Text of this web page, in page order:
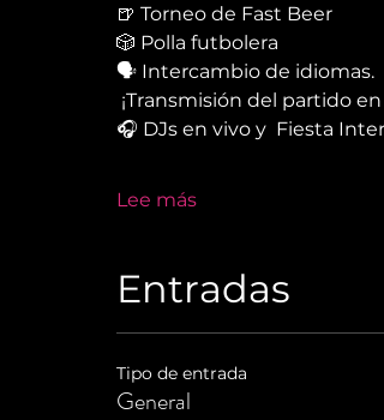
🍺 Torneo de Fast Beer
🎲 Polla futbolera
🗣 Intercambio de idiomas.
¡Transmisión del partido
🎧 DJs en vivo y  Fiesta
Lee más
Entradas
Tipo de entrada
General